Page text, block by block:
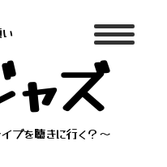
ズ
ブを聴きに行く？～